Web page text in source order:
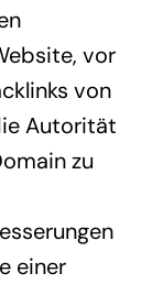
vor
von
Autorität
zu
einer